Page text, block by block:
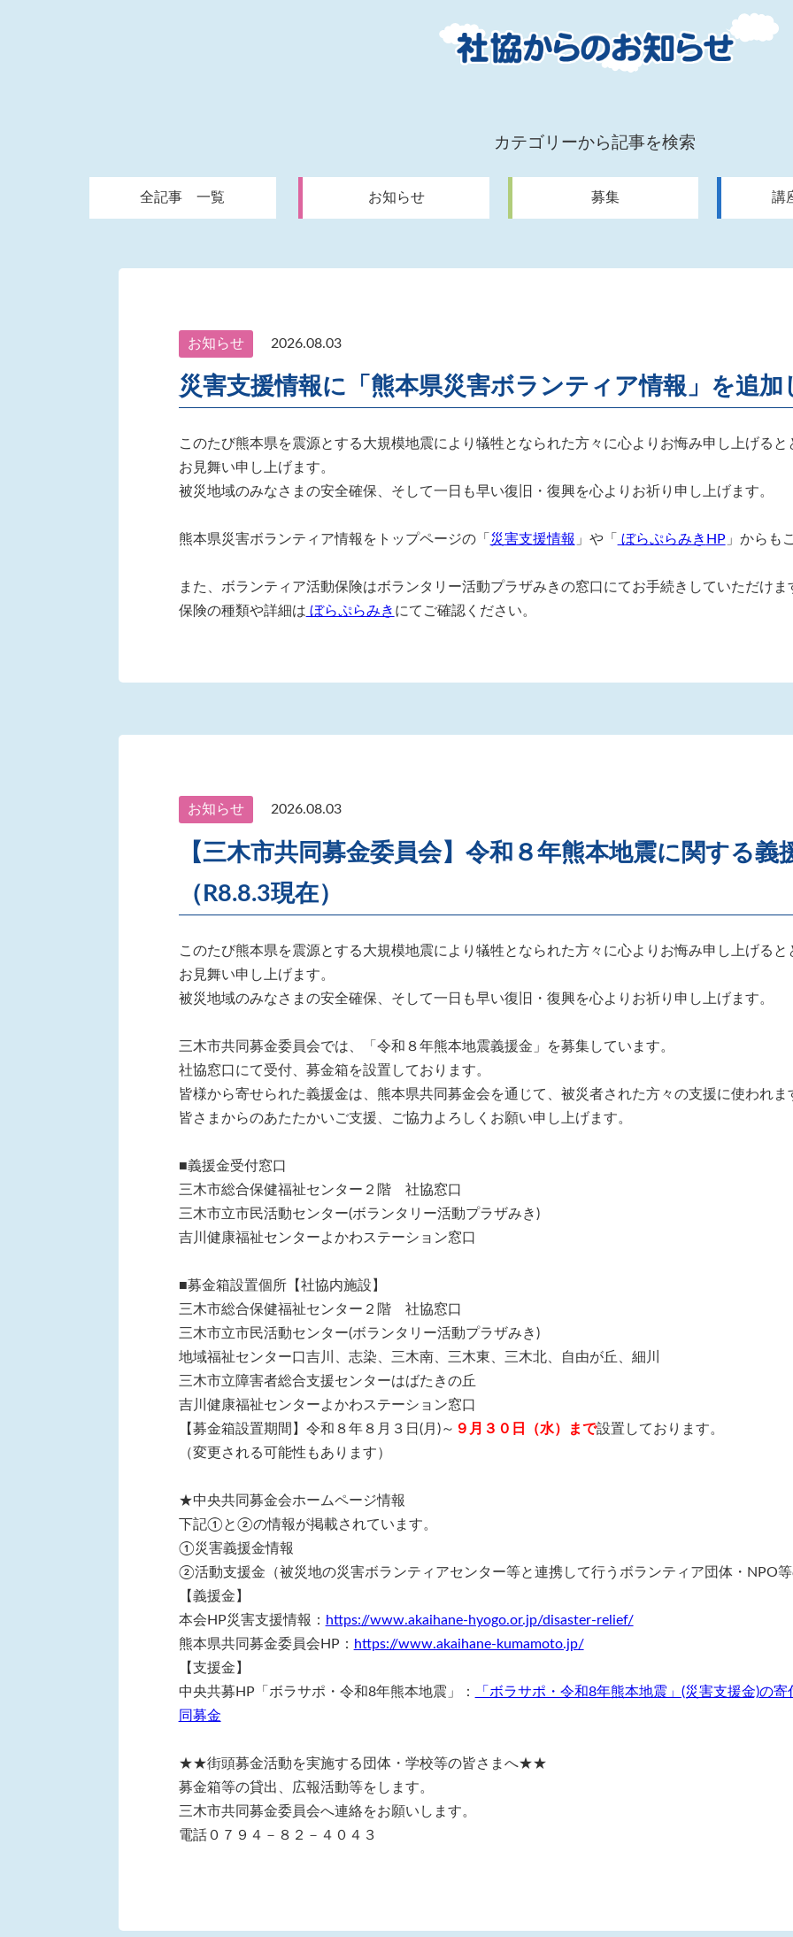
カテゴリーから記事を検索
全記事 一覧 お知らせ 募集 講
お知らせ 2026.08.03
災害支援情報に「熊本県災害ボランティア情報」を追加
このたび熊本県を震源とする大規模地震により犠牲となられた方々に心よりお悔み申し上げる
お見舞い申し上げます。
被災地域のみなさまの安全確保、そして一日も早い復旧・復興を心よりお祈り申し上げます。
熊本県災害ボランティア情報をトップページの「 災害支援情報 」や「 ぼらぷらみき HP」からも
また、ボランティア活動保険はボランタリー活動プラザみきの窓口にてお手続きしていただけま
保険の種類や詳細は ぼらぷらみき にてご確認ください。
お知らせ 2026.08.03
【三木市共同募金委員会】令和８年熊本地震に関する義
（R8.8.3現在）
このたび熊本県を震源とする大規模地震により犠牲となられた方々に心よりお悔み申し上げる
お見舞い申し上げます。
被災地域のみなさまの安全確保、そして一日も早い復旧・復興を心よりお祈り申し上げます。
三木市共同募金委員会では、「令和８年熊本地震義援金」を募集しています。
社協窓口にて受付、募金箱を設置しております。
皆様から寄せられた義援金は、熊本県共同募金会を通じて、被災者された方々の支援に使われま
皆さまからのあたたかいご支援、ご協力よろしくお願い申し上げます。
■義援金受付窓口
三木市総合保健福祉センター２階 社協窓口
三木市立市民活動センター(ボランタリー活動プラザみき)
吉川健康福祉センターよかわステーション窓口
■募金箱設置個所【社協内施設】
三木市総合保健福祉センター２階 社協窓口
三木市立市民活動センター(ボランタリー活動プラザみき)
地域福祉センター口吉川、志染、三木南、三木東、三木北、自由が丘、細川
三木市立障害者総合支援センターはばたきの丘
吉川健康福祉センターよかわステーション窓口
【募金箱設置期間】令和８年８月３日(月)～ ９ 月３０日（水）まで設置しております。
（変更される可能性もあります）
★中央共同募金会ホームページ情報
下記①と②の情報が掲載されています。
①災害義援金情報
②活動支援金（被災地の災害ボランティアセンター等と連携して行うボランティア団体・NPO
【義援金】
本会HP災害支援情報： https://www.akaihane-hyogo.or.jp/disaster-relief/
熊本県共同募金委員会HP： https://www.akaihane-kumamoto.jp/
【支援金】
中央共募HP「ボラサポ・令和8年熊本地震」：
「ボラサポ・令和8年熊本地震」(災害支援金)の
同募金
★★街頭募金活動を実施する団体・学校等の皆さまへ★★
募金箱等の貸出、広報活動等をします。
三木市共同募金委員会へ連絡をお願いします。
電話０７９４－８２－４０４３